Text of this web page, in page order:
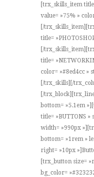
[trx_skills_item
value= »75% »
[/
title=
[/
title=
color= »#8ed4cc »
[/trx_skills][/
[/
bottom= »5.1em
title= »BUTTONS »
width= »990px
bottom= »1rem »
right= »10px
[trx_button size=
bg_color=